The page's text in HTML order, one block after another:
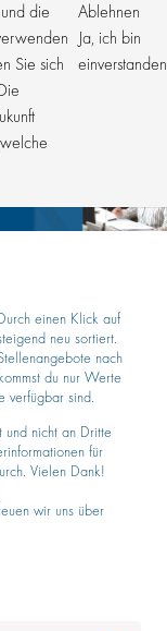
die
Sie sich
Ablehnen
Ja, ich bin
einverstanden
einen Klick auf
neu sortiert.
nach
du nur Werte
verfügbar sind.
und nicht an Dritte
für
Vielen Dank!
wir uns über